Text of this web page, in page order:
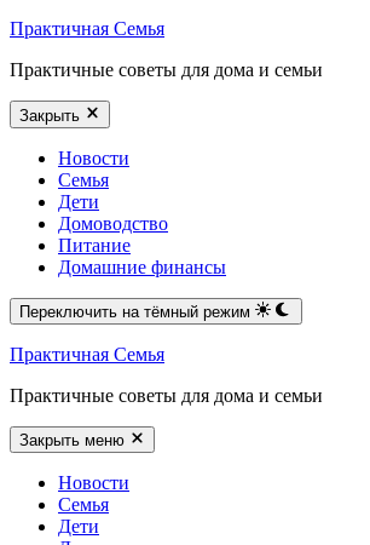
Практичная Семья
Практичные советы для дома и семьи
Закрыть
Новости
Семья
Дети
Домоводство
Питание
Домашние финансы
Переключить на тёмный режим
Практичная Семья
Практичные советы для дома и семьи
Закрыть меню
Новости
Семья
Дети